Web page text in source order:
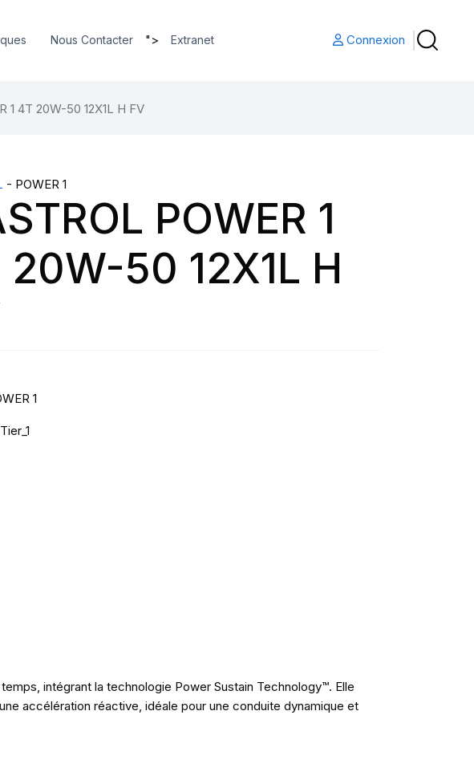
Nous Contacter "> Extranet Connexion
1 4T 20W-50 12X1L H FV
- POWER 1
POWER 1
20W-50 12X1L H
1
Tier_1
intégrant la technologie Power Sustain Technology™. Elle
accélération réactive, idéale pour une conduite dynamique et